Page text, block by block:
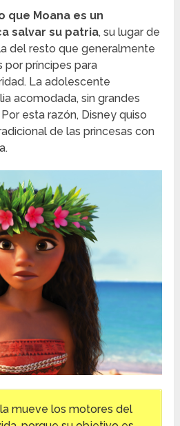
que Moana es un
salvar su patria, su lugar de
del resto que generalmente
por príncipes para
La adolescente
acomodada, sin grandes
esta razón, Disney quiso
de las princesas con
mueve los motores del